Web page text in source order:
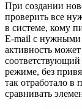
При создании
проверить все
в системе, кому
E-mail с нужными
активность может
режиме, без
так отработало в
сравнивать